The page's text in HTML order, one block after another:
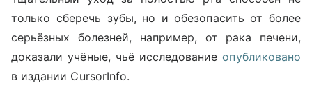
только сберечь зубы, но и обезопасить от более
серьёзных болезней, например, от рака печени,
доказали учёные, чьё исследованиеопубликовано
в издании CursorInfo.